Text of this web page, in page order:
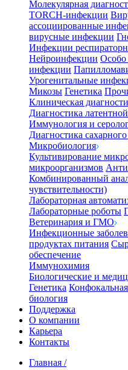
Молекулярная
TORCH-инфекции
ассоциированные
вирусные инфекции
Инфекции
Нейроинфекции Особо
инфекции
Урогенитальные
Микозы Генетика
Клиническая
Диагностика
Иммунология и
Диагностика сахарного
Микробиология
Культивирование
микроорганизмов
Комбинированный
чувствительности)
Лабораторная
Лабораторные роботы
Ветеринария и ГМО
Инфекционные
продуктах питания
обеспечение
Иммунохимия
Биологические и
Генетика
биология
Поддержка
О компании
Карьера
Контакты
Главная /